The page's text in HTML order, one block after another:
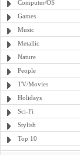
Computer/OS
Games
Music
Metallic
Nature
People
TV/Movies
Holidays
Sci-Fi
Stylish
Top 10